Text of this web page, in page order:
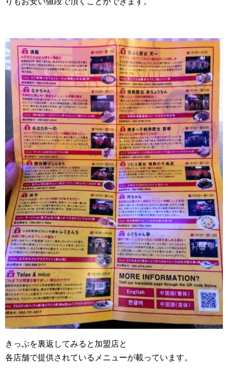
きっぷを裏返してみると加盟店と
各店舗で提供されているメニューが載っています。